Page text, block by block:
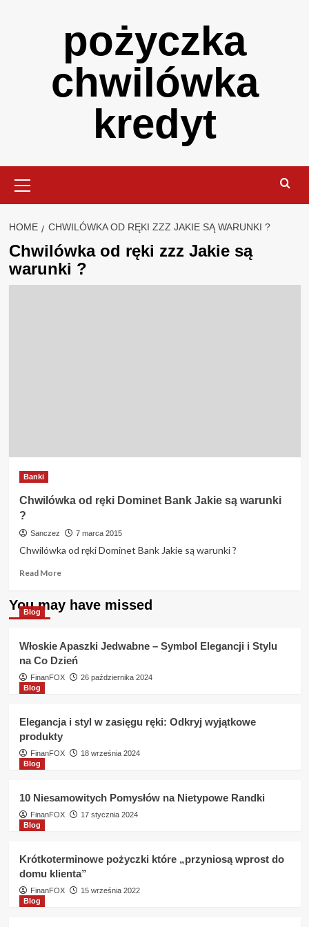
pożyczka
chwilówka
kredyt
Menu
HOME CHWILÓWKA OD RĘKI ZZZ JAKIE SĄ WARUNKI ?
Chwilówka od ręki zzz Jakie są
warunki ?
Banki
Chwilówka od ręki Dominet Bank Jakie są warunki
?
Sanczez 7 marca 2015
Chwilówka od ręki Dominet Bank Jakie są warunki ?
Read MoreRead
about
Chwilówka
Dominet
Bank
Jakie
You may have missed
Blog
Włoskie Apaszki Jedwabne – Symbol Elegancji i Stylu
na Co Dzień
FinanFOX
26 października 2024
Blog
Elegancja i styl w zasięgu ręki: Odkryj wyjątkowe
produkty
FinanFOX
18 września 2024
Blog
10 Niesamowitych Pomysłów na Nietypowe Randki
FinanFOX
17 stycznia 2024
Blog
Krótkoterminowe pożyczki które „przyniosą wprost do
domu klienta”
FinanFOX
15 września 2022
Blog